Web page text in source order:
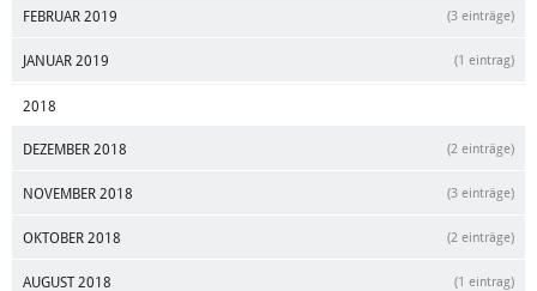
FEBRUAR 2019 (3 einträge)
JANUAR 2019 (1 eintrag)
2018
DEZEMBER 2018 (2 einträge)
NOVEMBER 2018 (3 einträge)
OKTOBER 2018 (2 einträge)
AUGUST 2018 (1 eintrag)